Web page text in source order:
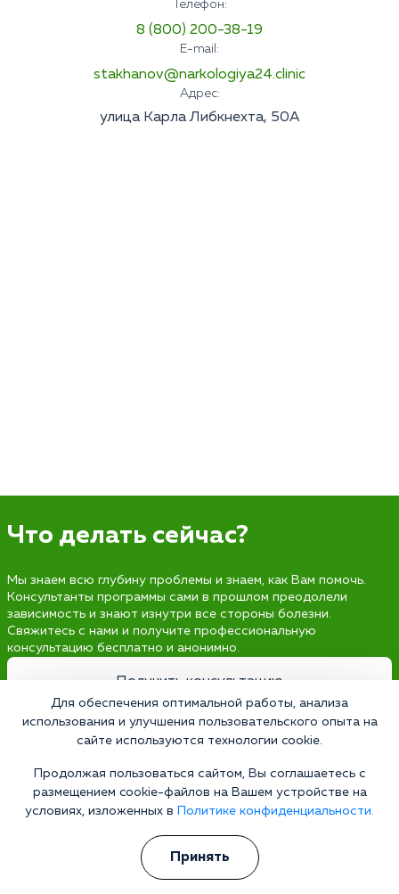
Телефон:
8 (800) 200-38-19
E-mail:
stakhanov@narkologiya24.clinic
Адрес:
улица Карла Либкнехта, 50А
Что делать сейчас?
Мы знаем всю глубину проблемы и знаем, как Вам помочь.
Консультанты программы сами в прошлом преодолели
зависимость и знают изнутри все стороны болезни.
Свяжитесь с нами и получите профессиональную
консультацию бесплатно и анонимно.
Получить консультацию
Наркология 24/7
Наркологическая клиника
Цены
Для обеспечения оптимальной работы, анализа
использования и улучшения пользовательского опыта на
сайте используются технологии cookie.
Продолжая пользоваться сайтом, Вы соглашаетесь с
размещением cookie-файлов на Вашем устройстве на
условиях, изложенных в
Политике конфиденциальности.
Принять